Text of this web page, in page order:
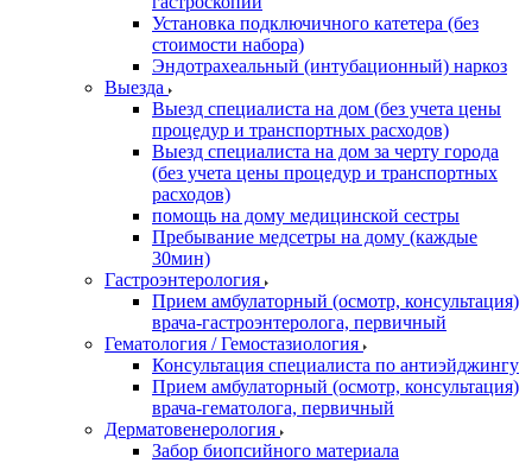
Установка подключичного катетера (без
стоимости набора)
Эндотрахеальный (интубационный) наркоз
Выезда
Выезд специалиста на дом (без учета цены
процедур и транспортных расходов)
Выезд специалиста на дом за черту города
(без учета цены процедур и транспортных
расходов)
помощь на дому медицинской сестры
Пребывание медсетры на дому (каждые
30мин)
Гастроэнтерология
Прием амбулаторный (осмотр, консультация)
врача-гастроэнтеролога, первичный
Гематология / Гемостазиология
Консультация специалиста по антиэйджингу
Прием амбулаторный (осмотр, консультация)
врача-гематолога, первичный
Дерматовенерология
Забор биопсийного материала